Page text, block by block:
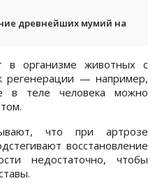
древнейших мумий на
в организме животных с
регенерации — например,
в теле человека можно
что при артрозе
восстановление
недостаточно, чтобы